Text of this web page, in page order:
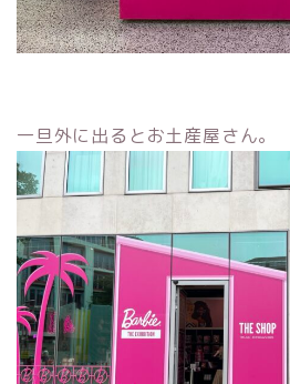
一旦外に出るとお土産屋さん。